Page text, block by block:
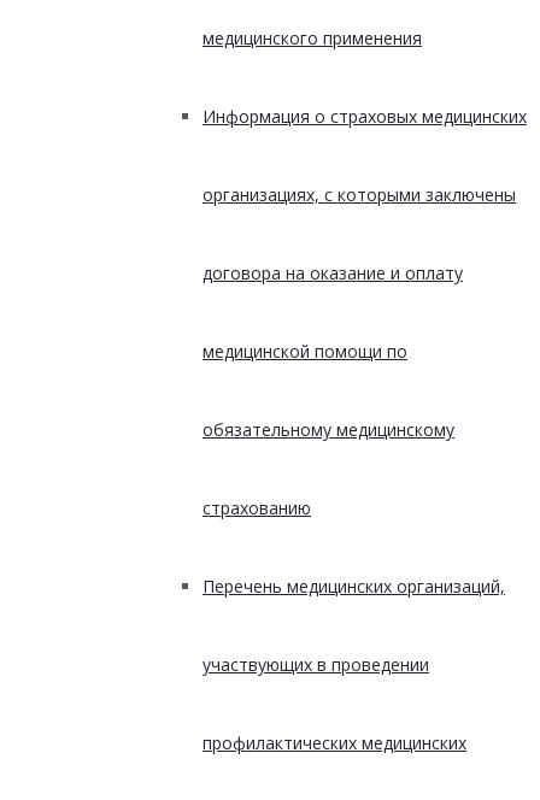
медицинского применения
Информация о страховых медицинских
организациях, с которыми заключены
договора на оказание и оплату
медицинской помощи по
обязательному медицинскому
страхованию
Перечень медицинских организаций,
участвующих в проведении
профилактических медицинских